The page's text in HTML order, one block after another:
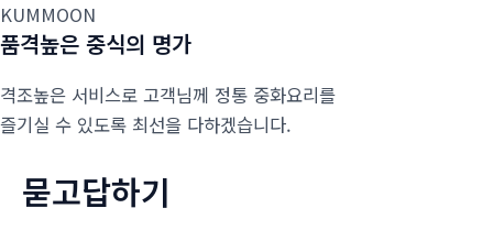
KUMMOON
품격높은 중식의 명가
격조높은 서비스로 고객님께 정통 중화요리를
즐기실 수 있도록 최선을 다하겠습니다.
묻고답하기